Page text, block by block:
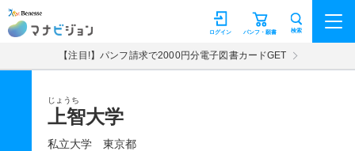
マナビジョン パンフ・願書
ログイン 検索
【注目!】パンフ請求で2000円分電子図書カードGET
じょうち
上智大学
私立大学 東京都